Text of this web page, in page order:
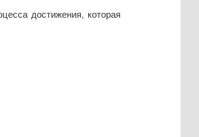
достижения, которая